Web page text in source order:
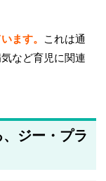
ます。
これは通
など育児に関連
ジー・プラ